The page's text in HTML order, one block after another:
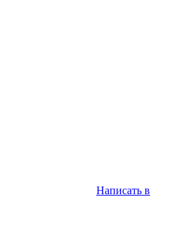
Написать в